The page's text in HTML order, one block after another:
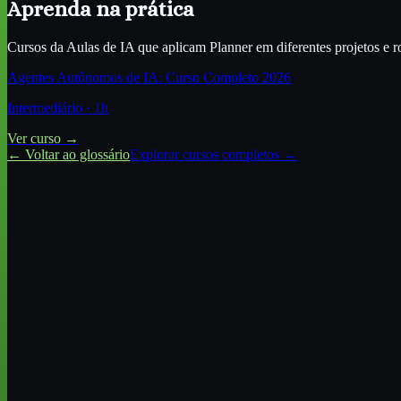
Aprenda na prática
Cursos da Aulas de IA que aplicam Plannerem diferentes projetos e
Agentes Autônomos de IA: Curso Completo 2026
Intermediário · 1h
Ver curso →
← Voltar ao glossárioExplorar cursos completos →